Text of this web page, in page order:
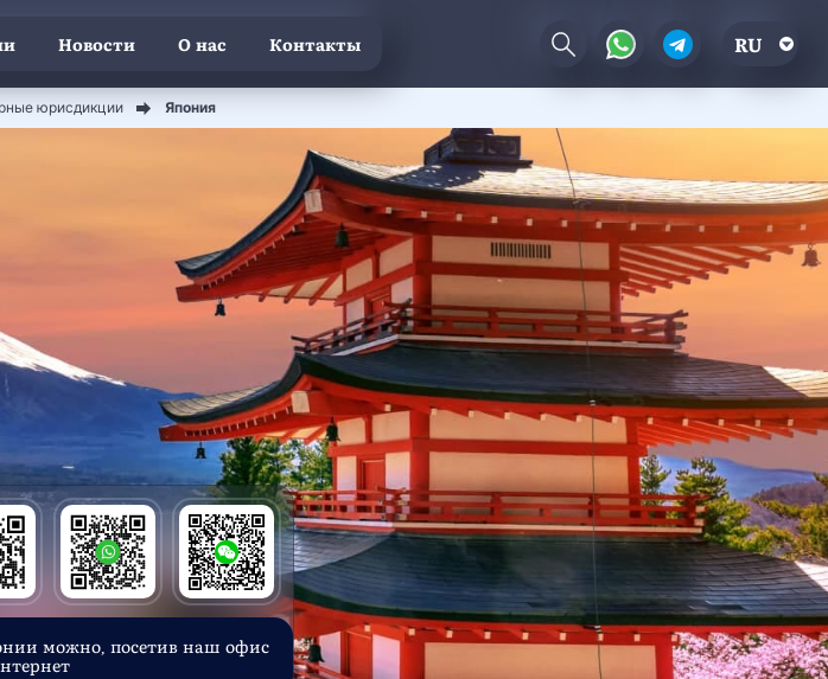
Новости О нас Контакты RU
юрисдикции Япония
можно, посетив наш офис